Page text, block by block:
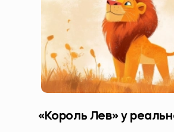
«Король Лев» у